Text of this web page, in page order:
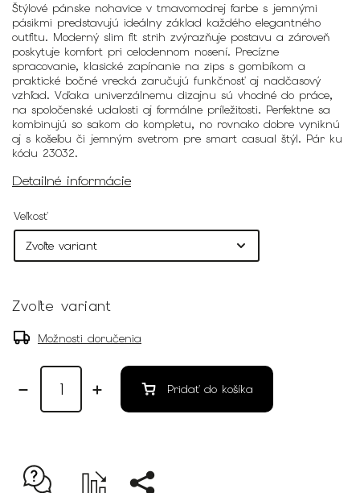
Štýlové pánske nohavice v tmavomodrej farbe s jemnými
pásikmi predstavujú ideálny základ každého elegantného
outfitu. Moderný slim fit strih zvýrazňuje postavu a zároveň
poskytuje komfort pri celodennom nosení. Precízne
spracovanie, klasické zapínanie na zips s gombíkom a
praktické bočné vrecká zaručujú funkčnosť aj nadčasový
vzhľad. Vďaka univerzálnemu dizajnu sú vhodné do práce,
na spoločenské udalosti aj formálne príležitosti. Perfektne sa
kombinujú so sakom do kompletu, no rovnako dobre vyniknú
aj s košeľou či jemným svetrom pre smart casual štýl. Pár ku
kódu 23032.
Detailné informácie
Veľkosť
Zvoľte variant
Možnosti doručenia
Pridať do košíka